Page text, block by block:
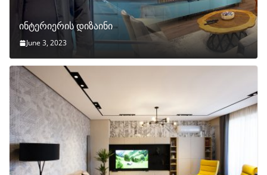
ინტერიერის დიზაინი
June 3, 2023